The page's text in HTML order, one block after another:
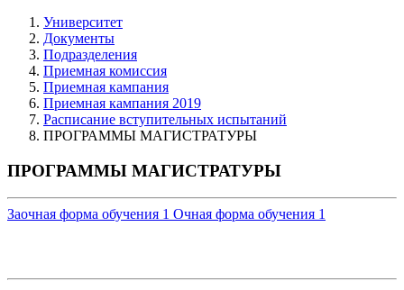
Университет
Документы
Подразделения
Приемная комиссия
Приемная кампания
Приемная кампания 2019
Расписание вступительных испытаний
ПРОГРАММЫ МАГИСТРАТУРЫ
ПРОГРАММЫ МАГИСТРАТУРЫ
Заочная форма обучения 1 Очная форма обучения 1